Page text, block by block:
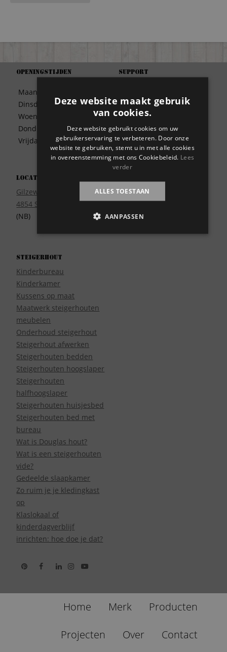
Openingstijden
Maandag
Dinsdag
Woensdag
Donderdag
Vrijdag
09:30 – 17:00
09:30 – 17:00
09:30 – 17:00
09:30 – 17:00
Locatie
Gilzeweg 17
4854 SE Bavel
(NB)
Support
Betaalwijze
Bezorgen
Disclaimer
Garantie
Meest gestelde vragen
Privacy
Wie zijn wij?
Steigerhout
Kinderbureau
Kinderkamer
Kussens op maat
Maatwerk steigerhouten
meubelen
Onderhoud steigerhout
Steigerhout afwerken
Steigerhouten bedden
Steigerhouten hoogslaper
Steigerhouten
halfhoogslaper
Steigerhouten huisjesbed
Steigerhouten bed met
bureau
Wat is Douglas hout?
Wat is een steigerhouten
vide?
Gedeelde slaapkamer
Zo ruim je je kledingkast
op
Klaslokaal of
kinderdagverblijf
inrichten: hoe doe je dat?
Home Merk Producten
Projecten Over Contact
Deze website maakt gebruik
van cookies.
Deze website gebruikt cookies om uw
gebruikerservaring te verbeteren. Door onze
website te gebruiken, stemt u in met alle cookies
in overeenstemming met ons Cookiebeleid. Lees
verder
ALLES TOESTAAN
AANPASSEN